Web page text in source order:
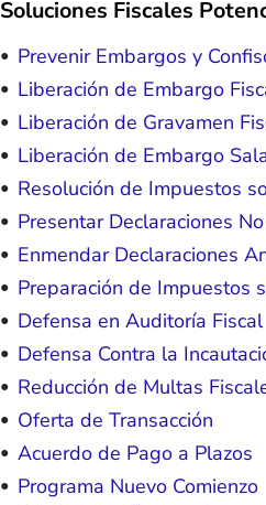
Soluciones Fiscales
Prevenir Embargos y
Liberación de Embargo
Liberación de Gravamen
Liberación de Embargo
Resolución de Impuestos
Presentar Declaraciones
Enmendar Declaraciones
Preparación de Impuestos
Defensa en Auditoría Fiscal
Defensa Contra la
Reducción de Multas
Oferta de Transacción
Acuerdo de Pago a Plazos
Programa Nuevo Comienzo